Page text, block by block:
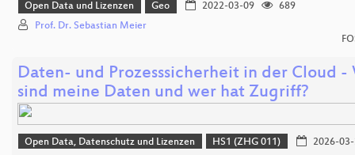
Open Data und Lizenzen Geo 2022-03-09
689
Prof. Dr. Sebastian Meier
Daten- und Prozesssicherheit in der Cloud -
sind meine Daten und wer hat Zugriff?
Open Data, Datenschutz und Lizenzen HS1 (ZHG 011)
2026-